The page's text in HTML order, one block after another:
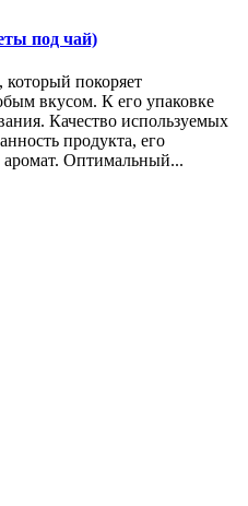
под чай)
покоряет
вкусом. К его упаковке
Качество используемых
продукта, его
Оптимальный...